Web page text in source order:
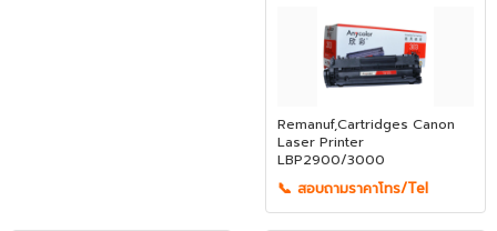
Remanuf,Cartridges Canon
Laser Printer
LBP2900/3000
📞 สอบถามราคาโทร/Tel